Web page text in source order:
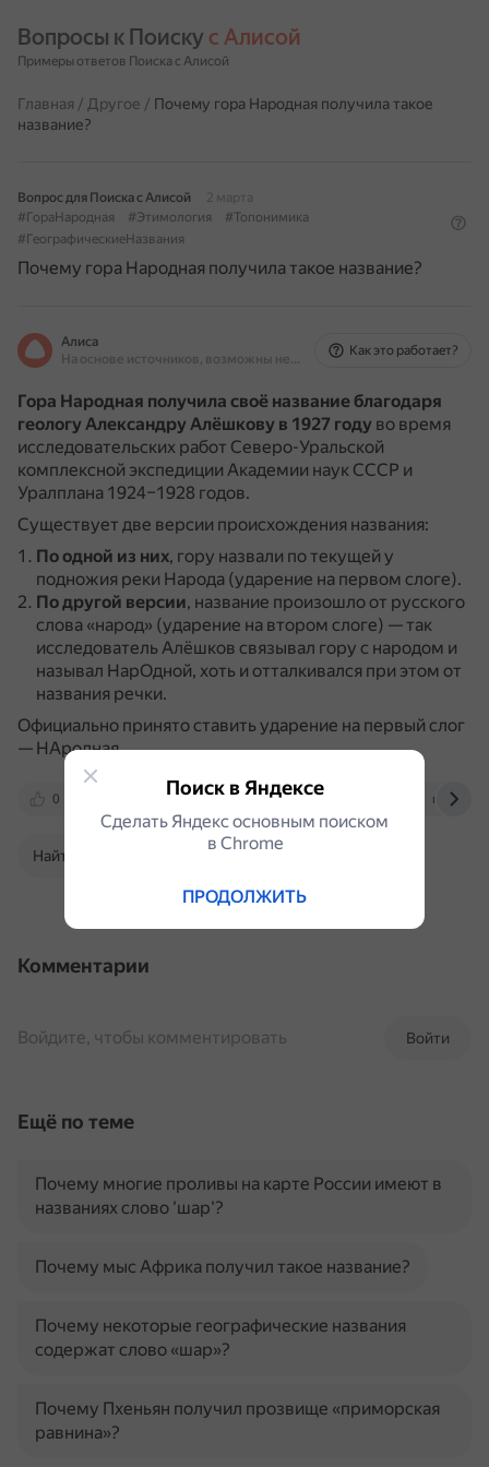
Вопросы к Поиску с Алисой
Примеры ответов Поиска с Алисой
Главная / Другое / Почему гора Народная получила такое
название?
Вопрос для Поиска с Алисой
2 марта
#ГораНародная
#Этимология
#Топонимика
#ГеографическиеНазвания
Почему гора Народная получила такое название?
Алиса
На основе источников, возможны неточности
Как это работает?
Гора Народная получила своё название благодаря
геологу Александру Алёшкову в 1927 году во время
исследовательских работ Северо-Уральской
комплексной экспедиции Академии наук СССР и
Уралплана 1924–1928 годов.
Существует две версии происхождения названия:
По одной из них, гору назвали по текущей у
подножия реки Народа (ударение на первом слоге).
По другой версии, название произошло от русского
слова «народ» (ударение на втором слоге) — так
исследователь Алёшков связывал гору с народом и
называл НарОдной, хоть и отталкивался при этом от
названия речки.
Официально принято ставить ударение на первый слог
— НАродная.
0 uraloved.ru ru.wikipedia.org
Найти в Поиске
Комментарии
Войти
Войдите, чтобы комментировать
Ещё по теме
Почему многие проливы на карте России имеют в
названиях слово 'шар'?
Почему мыс Африка получил такое название?
Почему некоторые географические названия
содержат слово «шар»?
Почему Пхеньян получил прозвище «приморская
равнина»?
Поиск в Яндексе
Сделать Яндекс основным поиском
в Сhrome
ПРОДОЛЖИТЬ